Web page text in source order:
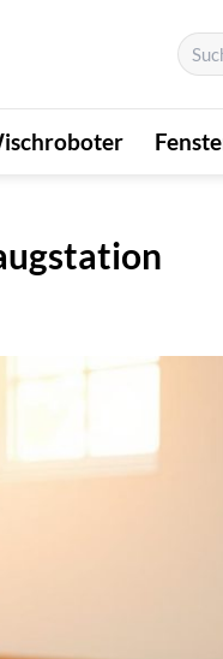
Suchen
nach: